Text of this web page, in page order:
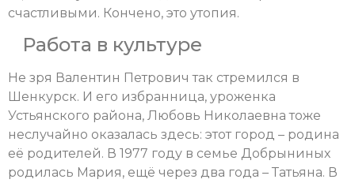
счастливыми. Кончено, это утопия.
Работа в культуре
Не зря Валентин Петрович так стремился в
Шенкурск. И его избранница, уроженка
Устьянского района, Любовь Николаевна тоже
неслучайно оказалась здесь: этот город – родина
её родителей. В 1977 году в семье Добрыниных
родилась Мария, ещё через два года – Татьяна. В